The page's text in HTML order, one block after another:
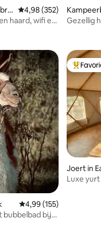
Gemiddelde
4,98 (352)
haard, wifi en
e House
Gezellig
Gemiddelde
4,99 (155)
bubbelbad bij
Joert in
Luxe